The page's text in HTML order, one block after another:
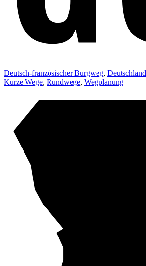
Deutsch-französischer Burgweg, Deutschland
Kurze Wege, Rundwege, Wegplanung